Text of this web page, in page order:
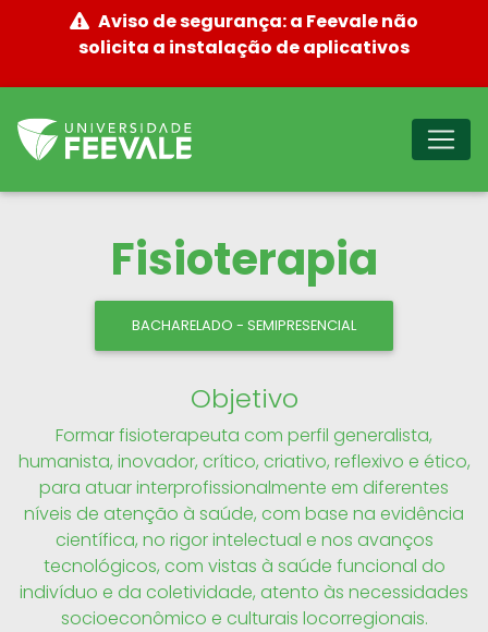
Aviso de segurança: a Feevale não
solicita a instalação de aplicativos
Fisioterapia
BACHARELADO - SEMIPRESENCIAL
Objetivo
Formar fisioterapeuta com perfil generalista,
humanista, inovador, crítico, criativo, reflexivo e ético,
para atuar interprofissionalmente em diferentes
níveis de atenção à saúde, com base na evidência
científica, no rigor intelectual e nos avanços
tecnológicos, com vistas à saúde funcional do
indivíduo e da coletividade, atento às necessidades
socioeconômico e culturais locorregionais.